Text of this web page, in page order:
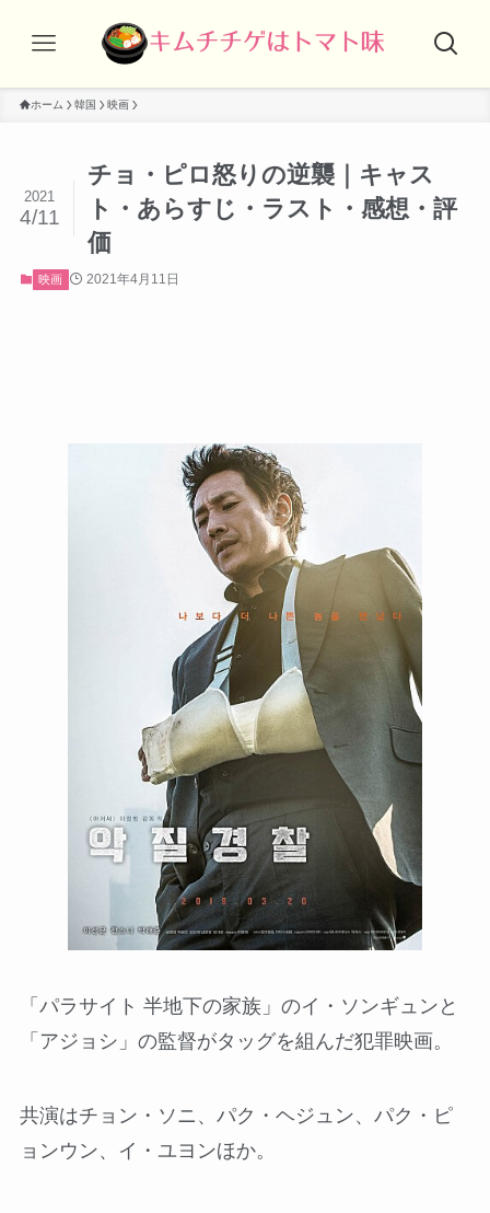
ホーム 韓国 映画
チョ・ピロ怒りの逆襲｜キャス
ト・あらすじ・ラスト・感想・評
価
2021
4/11
映画 2021年4月11日
「パラサイト 半地下の家族」のイ・ソンギュンと
「アジョシ」の監督がタッグを組んだ犯罪映画。
共演はチョン・ソニ、パク・ヘジュン、パク・ピ
ョンウン、イ・ユヨンほか。